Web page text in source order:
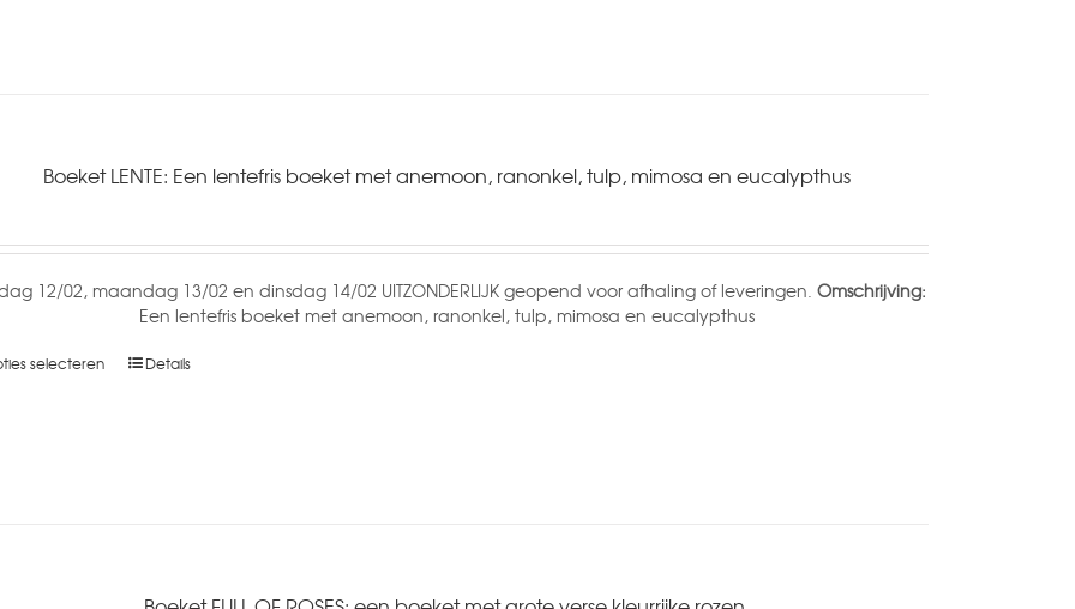
Boeket LENTE: Een lentefris boeket met anemoon, ranonkel, tulp, mimosa en eucalypthus
12/02, maandag 13/02 en dinsdag 14/02 UITZONDERLIJK geopend voor afhaling of leveringen. Omschrijving:
Een lentefris boeket met anemoon, ranonkel, tulp, mimosa en eucalypthus
selecteren Details